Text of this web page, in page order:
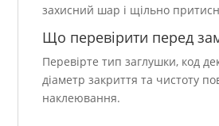
захисний шар і щільно
Що перевірити перед
Перевірте тип заглушки, код
діаметр закриття та чистоту
наклеювання.